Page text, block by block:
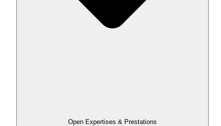
Open Expertises & Prestations